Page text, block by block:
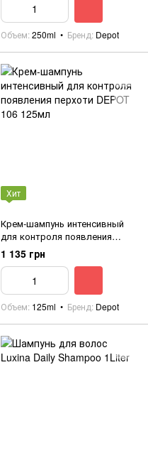
Объем 250ml Бренд Depot
Хит
Крем-шампунь интенсивный
для контроля появления
перхоти DEPOT 106 125мл
1 135 грн
Объем 125ml Бренд Depot